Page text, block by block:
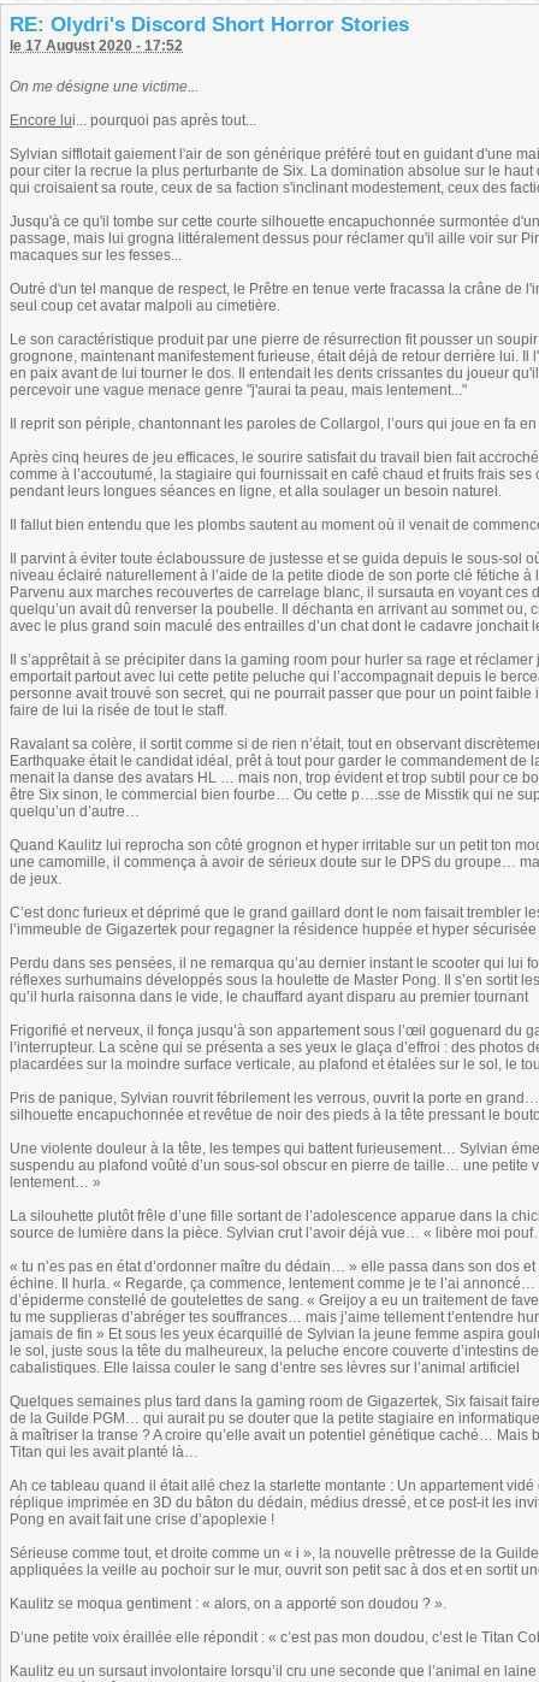
RE: Olydri's Discord Short Horror Stories
le 17 August 2020 - 17:52
On me désigne une victime...
Encore lui... pourquoi pas après tout...
Sylvian sifflotait gaiement l'air de son générique préféré tout en guidant d'une
pour citer la recrue la plus perturbante de Six. La domination absolue sur le
qui croisaient sa route, ceux de sa faction s'inclinant modestement, ceux des
Jusqu'à ce qu'il tombe sur cette courte silhouette encapuchonnée surmontée
passage, mais lui grogna littéralement dessus pour réclamer qu'il aille voir sur
macaques sur les fesses...
Outré d'un tel manque de respect, le Prêtre en tenue verte fracassa la crâne de
seul coup cet avatar malpoli au cimetière.
Le son caractéristique produit par une pierre de résurrection fit pousser un
grognone, maintenant manifestement furieuse, était déjà de retour derrière lui.
en paix avant de lui tourner le dos. Il entendait les dents crissantes du joueur
percevoir une vague menace genre "j'aurai ta peau, mais lentement..."
Il reprit son périple, chantonnant les paroles de Collargol, l’ours qui joue en fa
Après cinq heures de jeu efficaces, le sourire satisfait du travail bien fait
comme à l’accoutumé, la stagiaire qui fournissait en café chaud et fruits frais
pendant leurs longues séances en ligne, et alla soulager un besoin naturel.
Il fallut bien entendu que les plombs sautent au moment où il venait de
Il parvint à éviter toute éclaboussure de justesse et se guida depuis le sous-sol
niveau éclairé naturellement à l’aide de la petite diode de son porte clé fétiche à
Parvenu aux marches recouvertes de carrelage blanc, il sursauta en voyant
quelqu’un avait dû renverser la poubelle. Il déchanta en arrivant au sommet
avec le plus grand soin maculé des entrailles d’un chat dont le cadavre jonchait
Il s’apprêtait à se précipiter dans la gaming room pour hurler sa rage et
emportait partout avec lui cette petite peluche qui l’accompagnait depuis le
personne avait trouvé son secret, qui ne pourrait passer que pour un point
faire de lui la risée de tout le staff.
Ravalant sa colère, il sortit comme si de rien n’était, tout en observant
Earthquake était le candidat idéal, prêt à tout pour garder le commandement
menait la danse des avatars HL … mais non, trop évident et trop subtil pour ce
être Six sinon, le commercial bien fourbe… Ou cette p….sse de Misstik qui ne
quelqu’un d’autre…
Quand Kaulitz lui reprocha son côté grognon et hyper irritable sur un petit ton
une camomille, il commença à avoir de sérieux doute sur le DPS du groupe…
de jeux.
C’est donc furieux et déprimé que le grand gaillard dont le nom faisait trembler
l’immeuble de Gigazertek pour regagner la résidence huppée et hyper
Perdu dans ses pensées, il ne remarqua qu’au dernier instant le scooter qui lui
réflexes surhumains développés sous la houlette de Master Pong. Il s’en sortit
qu’il hurla raisonna dans le vide, le chauffard ayant disparu au premier tournant
Frigorifié et nerveux, il fonça jusqu’à son appartement sous l’œil goguenard du
l’interrupteur. La scène qui se présenta a ses yeux le glaça d’effroi : des
placardées sur la moindre surface verticale, au plafond et étalées sur le sol, le
Pris de panique, Sylvian rouvrit fébrilement les verrous, ouvrit la porte en
silhouette encapuchonnée et revêtue de noir des pieds à la tête pressant le
Une violente douleur à la tête, les tempes qui battent furieusement… Sylvian
suspendu au plafond voûté d’un sous-sol obscur en pierre de taille… une petite
lentement… »
La silouhette plutôt frêle d’une fille sortant de l’adolescence apparue dans la
source de lumière dans la pièce. Sylvian crut l’avoir déjà vue… « libère moi
« tu n’es pas en état d’ordonner maître du dédain… » elle passa dans son dos
échine. Il hurla. « Regarde, ça commence, lentement comme je te l’ai
d’épiderme constellé de goutelettes de sang. « Greijoy a eu un traitement de
tu me supplieras d’abréger tes souffrances… mais j’aime tellement t’entendre
jamais de fin » Et sous les yeux écarquillé de Sylvian la jeune femme aspira
le sol, juste sous la tête du malheureux, la peluche encore couverte d’intestins
cabalistiques. Elle laissa couler le sang d’entre ses lèvres sur l’animal artificiel
Quelques semaines plus tard dans la gaming room de Gigazertek, Six faisait
de la Guilde PGM… qui aurait pu se douter que la petite stagiaire en
à maîtriser la transe ? A croire qu’elle avait un potentiel génétique caché…
Titan qui les avait planté là…
Ah ce tableau quand il était allé chez la starlette montante : Un appartement
réplique imprimée en 3D du bâton du dédain, médius dressé, et ce post-it les
Pong en avait fait une crise d’apoplexie !
Sérieuse comme tout, et droite comme un « i », la nouvelle prêtresse de la
appliquées la veille au pochoir sur le mur, ouvrit son petit sac à dos et en sortit
Kaulitz se moqua gentiment : « alors, on a apporté son doudou ? ».
D’une petite voix éraillée elle répondit : « c’est pas mon doudou, c’est le Titan
Kaulitz eu un sursaut involontaire lorsqu’il cru une seconde que l’animal en